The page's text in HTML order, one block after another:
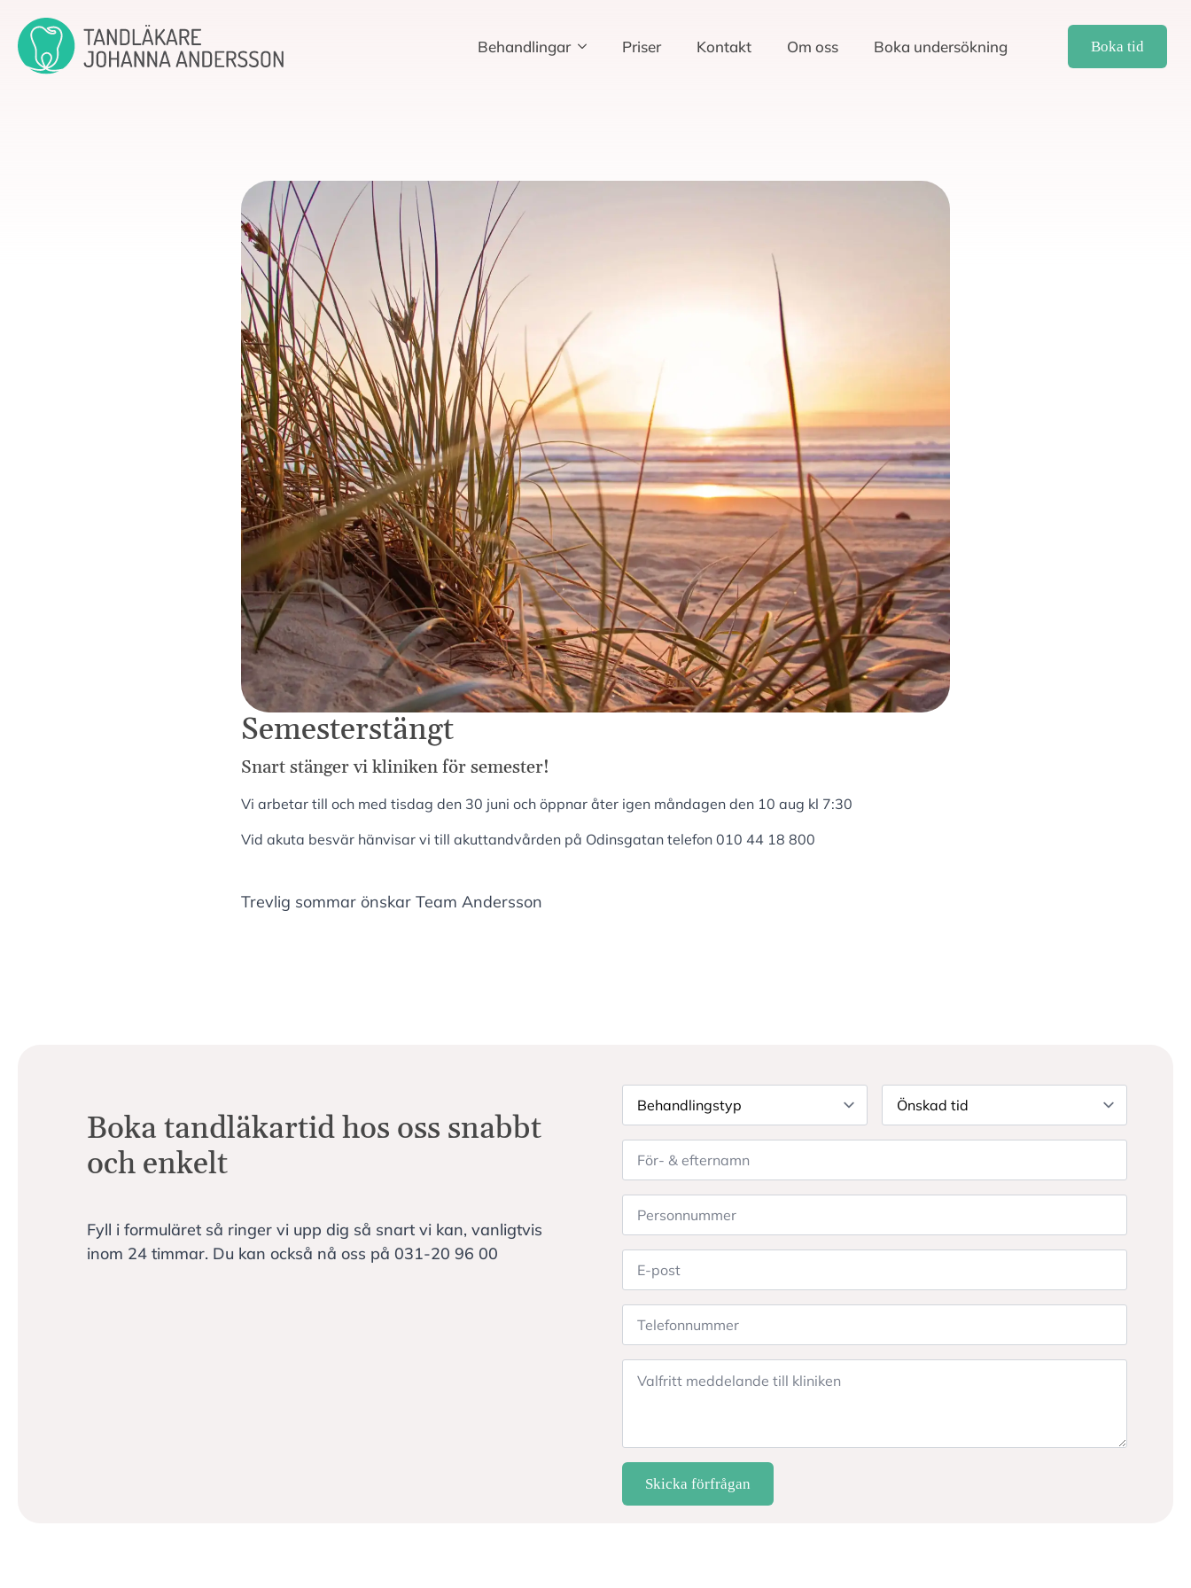
Behandlingar Priser Kontakt Om oss Boka undersökning Boka tid
Semesterstängt
Snart stänger vi kliniken för semester!
Vi arbetar till och med tisdag den 30 juni och öppnar åter igen måndagen den 10 aug kl 7:30
Vid akuta besvär hänvisar vi till akuttandvården på Odinsgatan telefon 010 44 18 800
Trevlig sommar önskar Team Andersson
Boka tandläkartid hos oss snabbt
och enkelt
Fyll i formuläret så ringer vi upp dig så snart vi kan, vanligtvis
inom 24 timmar. Du kan också nå oss på 031-20 96 00
Behandlingstyp
Önskad
tid
För-
efternamn
Personnummer
E-
post
Telefonnummer
Meddelande
Skicka förfrågan